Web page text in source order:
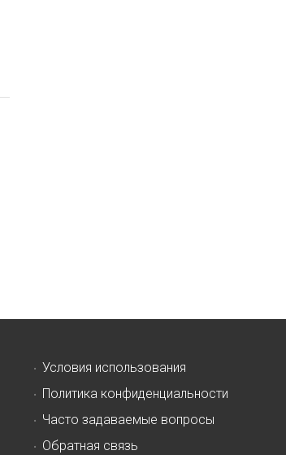
Условия использования
Политика конфиденциальности
Часто задаваемые вопросы
Обратная связь